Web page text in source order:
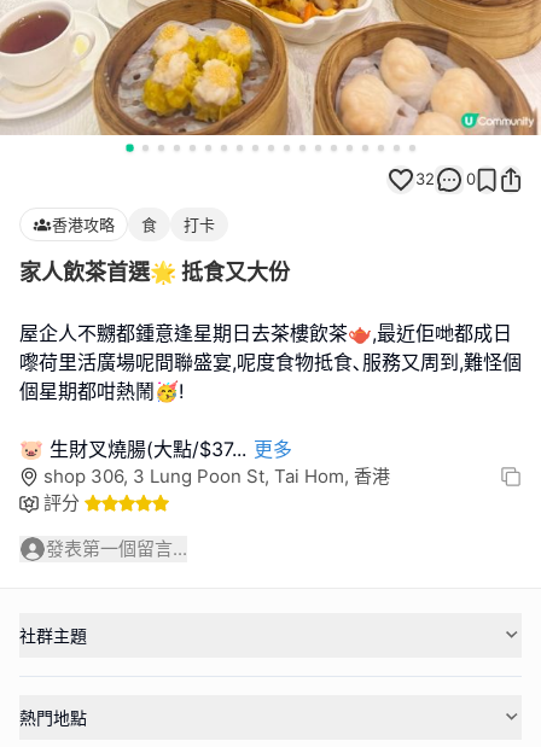
32 0
香港攻略 食 打卡
家人飲茶首選🌟 抵食又大份
屋企人不嬲都鍾意逢星期日去茶樓飲茶🫖,最近佢哋都成日
嚟荷里活廣場呢間聯盛宴,呢度食物抵食､服務又周到,難怪個
個星期都咁熱鬧🥳!
🐷 生財叉燒腸(大點/$37... 更多
shop 306, 3 Lung Poon St, Tai Hom, 香港
評分
發表第一個留言...
社群主題
熱門地點